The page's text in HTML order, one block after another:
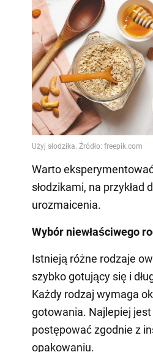
Warto
słodzikami, na przykład
urozmaicenia.
Wybór niewłaściwego
Istnieją różne rodzaje
szybko gotujący się i
Każdy rodzaj wymaga
gotowania. Najlepiej
postępować zgodnie z
opakowaniu.